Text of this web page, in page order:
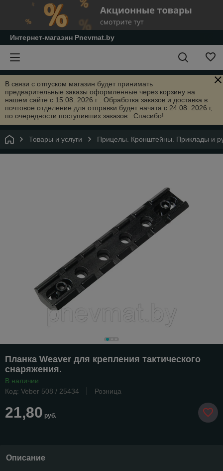
Интернет-магазин Pnevmat.by
В связи с отпуском магазин будет принимать
предварительные заказы оформленные через корзину на
нашем сайте с 15.08. 2026 г . Обработка заказов и доставка в
почтовое отделение для отправки будет начата с 24.08. 2026 г,
по очередности поступивших заказов. Спасибо!
Товары и услуги Прицелы. Кронштейны. Приклады и
Планка Weaver для крепления тактического
снаряжения.
В наличии
Код: Veber 508 / 25434
Розница
21,80 руб.
Описание